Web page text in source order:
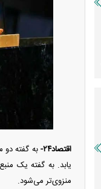
اقتصاد۲۴-
به گفته
یابد. به گفته یک
منزوی‌تر می‌شود.
قیمت خودرو وارد فاز
واکنش بازار به تحولات